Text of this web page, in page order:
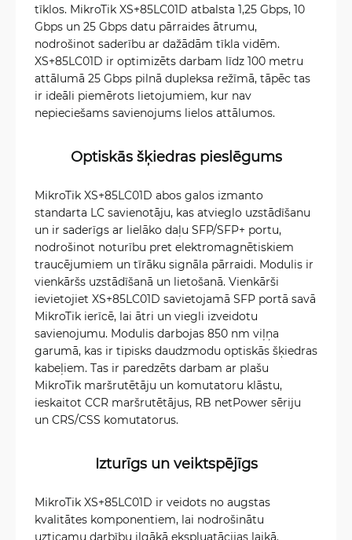
tīklos. MikroTik XS+85LC01D atbalsta 1,25 Gbps, 10
Gbps un 25 Gbps datu pārraides ātrumu,
nodrošinot saderību ar dažādām tīkla vidēm.
XS+85LC01D ir optimizēts darbam līdz 100 metru
attālumā 25 Gbps pilnā dupleksa režīmā, tāpēc tas
ir ideāli piemērots lietojumiem, kur nav
nepieciešams savienojums lielos attālumos.
Optiskās šķiedras pieslēgums
MikroTik XS+85LC01D abos galos izmanto
standarta LC savienotāju, kas atvieglo uzstādīšanu
un ir saderīgs ar lielāko daļu SFP/SFP+ portu,
nodrošinot noturību pret elektromagnētiskiem
traucējumiem un tīrāku signāla pārraidi. Modulis ir
vienkāršs uzstādīšanā un lietošanā. Vienkārši
ievietojiet XS+85LC01D savietojamā SFP portā savā
MikroTik ierīcē, lai ātri un viegli izveidotu
savienojumu. Modulis darbojas 850 nm viļņa
garumā, kas ir tipisks daudzmodu optiskās šķiedras
kabeļiem. Tas ir paredzēts darbam ar plašu
MikroTik maršrutētāju un komutatoru klāstu,
ieskaitot CCR maršrutētājus, RB netPower sēriju
un CRS/CSS komutatorus.
Izturīgs un veiktspējīgs
MikroTik XS+85LC01D ir veidots no augstas
kvalitātes komponentiem, lai nodrošinātu
uzticamu darbību ilgākā ekspluatācijas laikā.